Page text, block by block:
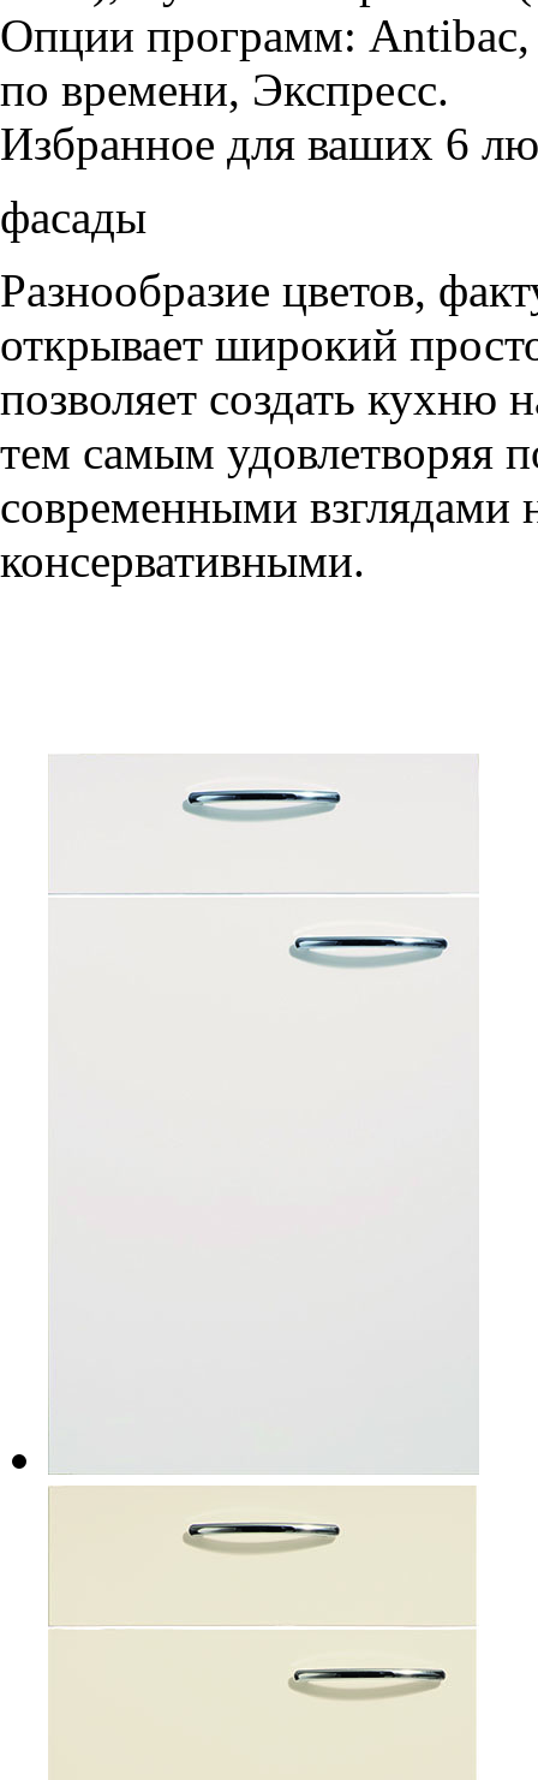
Опции программ:
по
Избранное для ваших 6
фасады
Разнообразие цветов,
открывает широкий
позволяет создать кухню
тем самым удовлетворяя
современными взглядами
консервативными.